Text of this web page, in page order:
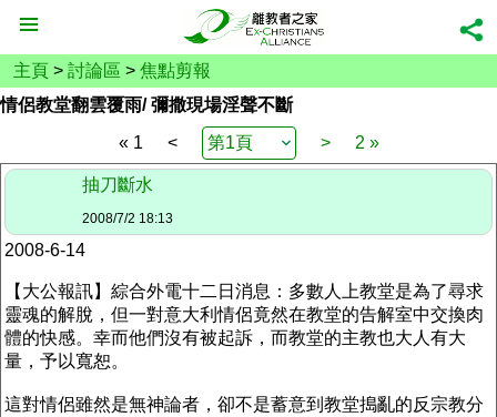
主頁 > 討論區 > 焦點剪報
情侶教堂翻雲覆雨/ 彌撒現場淫聲不斷
« 1
< > 2 »
抽刀斷水
2008/7/2 18:13
2008-6-14
【大公報訊】綜合外電十二日消息：多數人上教堂是為了尋求
靈魂的解脫，但一對意大利情侶竟然在教堂的告解室中交換肉
體的快感。幸而他們沒有被起訴，而教堂的主教也大人有大
量，予以寬恕。
這對情侶雖然是無神論者，卻不是蓄意到教堂搗亂的反宗教分